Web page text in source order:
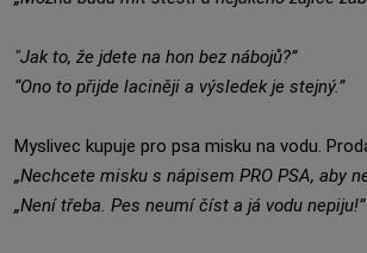
"Jak to, že jdete na hon bez nábojů?”
“Ono to přijde laciněji a výsledek je stejný.”
Myslivec kupuje pro psa misku na vodu.
„Nechcete misku s nápisem PRO PSA, aby
„Není třeba. Pes neumí číst a já vodu nepiju!”